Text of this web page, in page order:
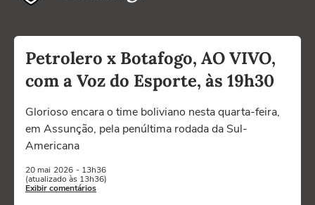
Petrolero x Botafogo, AO VIVO,
com a Voz do Esporte, às 19h30
Glorioso encara o time boliviano nesta quarta-feira,
em Assunção, pela penúltima rodada da Sul-
Americana
20 mai 2026 - 13h36
(atualizado às 13h36)
Exibir comentários